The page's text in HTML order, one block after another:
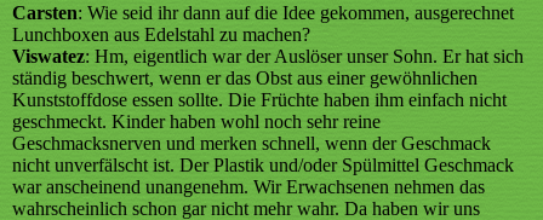
Carsten: Wie seid ihr dann auf die Idee gekommen, ausgerechnet
Lunchboxen aus Edelstahl zu machen?
Viswatez: Hm, eigentlich war der Auslöser unser Sohn. Er hat sich
ständig beschwert, wenn er das Obst aus einer gewöhnlichen
Kunststoffdose essen sollte. Die Früchte haben ihm einfach nicht
geschmeckt. Kinder haben wohl noch sehr reine
Geschmacksnerven und merken schnell, wenn der Geschmack
nicht unverfälscht ist. Der Plastik und/oder Spülmittel Geschmack
war anscheinend unangenehm. Wir Erwachsenen nehmen das
wahrscheinlich schon gar nicht mehr wahr. Da haben wir uns